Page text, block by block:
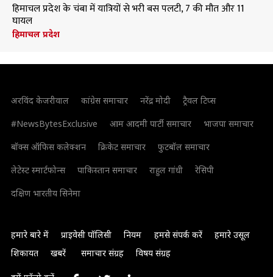
हिमाचल प्रदेश के चंबा में यात्रियों से भरी बस पलटी, 7 की मौत और 11
घायल
हिमाचल प्रदेश
अरविंद केजरीवाल कांग्रेस समाचार नरेंद्र मोदी
ट्रैवल टिप्स
#NewsBytesExclusive
आम आदमी पार्टी समाचार
भाजपा समाचार
बॉक्स ऑफिस कलेक्शन
क्रिकेट समाचार
फुटबॉल समाचार
लेटेस्ट स्मार्टफोन्स
पाकिस्तान समाचार राहुल गांधी
रेसिपी
दक्षिण भारतीय सिनेमा
हमारे बारे में प्राइवेसी पॉलिसी नियम हमसे संपर्क करें
हमारे उसूल
शिकायत
खबरें समाचार संग्रह विषय संग्रह